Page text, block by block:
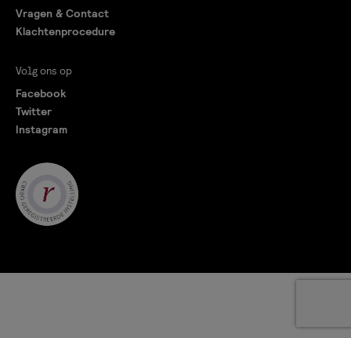
Vragen & Contact
Klachtenprocedure
Volg ons op
Facebook
Twitter
Instagram